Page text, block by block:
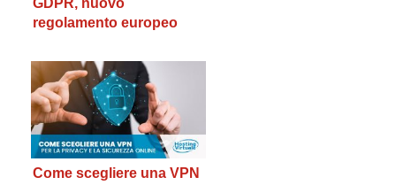
regolamento europeo
Come scegliere una VPN